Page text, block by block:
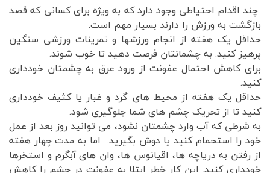
چند اقدام احتیاطی وجود دارد که به ویژه برای کسانی که قصد
بازگشت به ورزش را دارند بسیار مهم است.
حداقل یک هفته از انجام ورزشها و تمرینات ورزشی سنگین
پرهیز کنید. به چشمانتان فرصت دهید تا خوب شوند.
برای کاهش احتمال عفونت از ورود عرق به چشمتان خودداری
کنید.
حداقل یک هفته از محیط های گرد و غبار یا کثیف خودداری
کنید تا از تحریک چشم های شما جلوگیری شود.
به شرطی که آب وارد چشمتان نشود، می توانید روز بعد از عمل
خود را استحمام کنید یا دوش بگیرید. اما به مدت چهار هفته
از رفتن به دریاچه ها، اقیانوس ها، وان های آبگرم و استخرها
خودداری کنید. این کار خطر ابتلا به عفونت در چشم را کاهش